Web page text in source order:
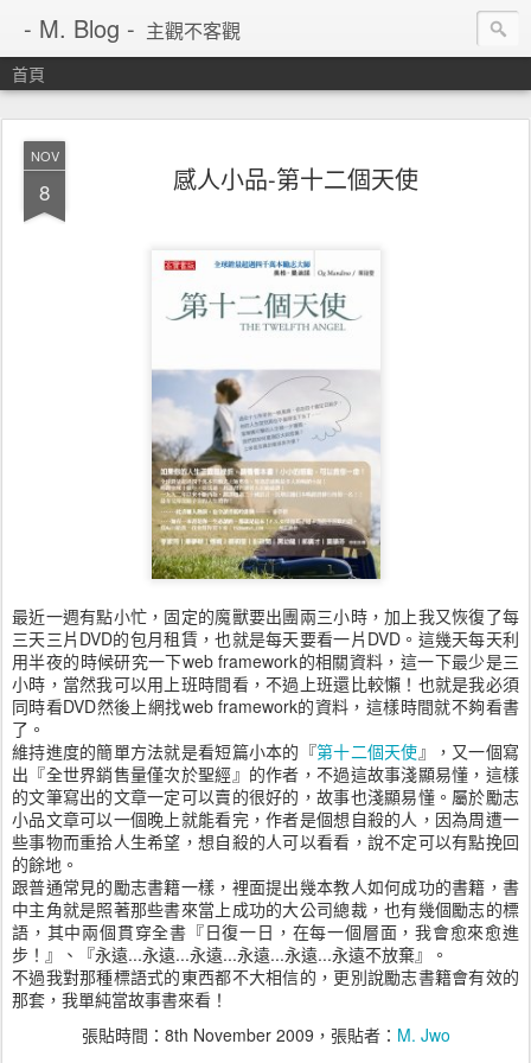
- M. Blog - 主觀不客觀
首頁
NOV
8 感人小品-第十二個天使
最近一週有點小忙，固定的魔獸要出團兩三小時，加上我又恢復了每
三天三片DVD的包月租賃，也就是每天要看一片DVD。這幾天每天利
用半夜的時候研究一下web framework的相關資料，這一下最少是三
小時，當然我可以用上班時間看，不過上班還比較懶！也就是我必須
同時看DVD然後上網找web framework的資料，這樣時間就不夠看書
了。
維持進度的簡單方法就是看短篇小本的『第十二個天使』，又一個寫
出『全世界銷售量僅次於聖經』的作者，不過這故事淺顯易懂，這樣
的文筆寫出的文章一定可以賣的很好的，故事也淺顯易懂。屬於勵志
小品文章可以一個晚上就能看完，作者是個想自殺的人，因為周遭一
些事物而重拾人生希望，想自殺的人可以看看，說不定可以有點挽回
的餘地。
跟普通常見的勵志書籍一樣，裡面提出幾本教人如何成功的書籍，書
中主角就是照著那些書來當上成功的大公司總裁，也有幾個勵志的標
語，其中兩個貫穿全書『日復一日，在每一個層面，我會愈來愈進
步！』、『永遠...永遠...永遠...永遠...永遠...永遠不放棄』。
不過我對那種標語式的東西都不大相信的，更別說勵志書籍會有效的
那套，我單純當故事書來看！
張貼時間： 8th November 2009 ，張貼者： M. Jwo